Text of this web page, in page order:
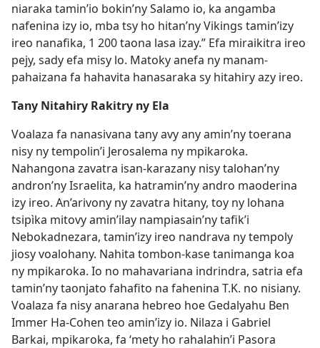
niaraka tamin’io bokin’ny Salamo io, ka angamba
nafenina izy io, mba tsy ho hitan’ny Vikings tamin’izy
ireo nanafika, 1 200 taona lasa izay.” Efa miraikitra ireo
pejy, sady efa misy lo. Matoky anefa ny manam-
pahaizana fa hahavita hanasaraka sy hitahiry azy ireo.
Tany Nitahiry Rakitry ny Ela
Voalaza fa nanasivana tany avy any amin’ny toerana
nisy ny tempolin’i Jerosalema ny mpikaroka.
Nahangona zavatra isan-karazany nisy talohan’ny
andron’ny Israelita, ka hatramin’ny andro maoderina
izy ireo. An’arivony ny zavatra hitany, toy ny lohana
tsipìka mitovy amin’ilay nampiasain’ny tafik’i
Nebokadnezara, tamin’izy ireo nandrava ny tempoly
jiosy voalohany. Nahita tombon-kase tanimanga koa
ny mpikaroka. Io no mahavariana indrindra, satria efa
tamin’ny taonjato fahafito na fahenina T.K. no nisiany.
Voalaza fa nisy anarana hebreo hoe Gedalyahu Ben
Immer Ha-Cohen teo amin’izy io. Nilaza i Gabriel
Barkai, mpikaroka, fa ‘mety ho rahalahin’i Pasora